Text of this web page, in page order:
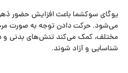
یوگای سوکشما باعث افزایش حضور
می‌شود. حرکت دادن توجه به‌ صورت
مختلف، کمک می‌کند تنش‌های بدنی و
شناسایی و آزاد شوند.